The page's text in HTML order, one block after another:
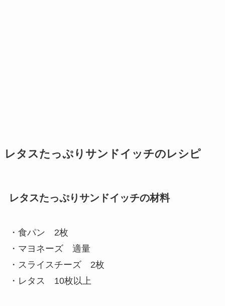
レタスたっぷりサンドイッチのレシピ
レタスたっぷりサンドイッチの材料
・食パン 2枚
・マヨネーズ 適量
・スライスチーズ 2枚
・レタス 10枚以上